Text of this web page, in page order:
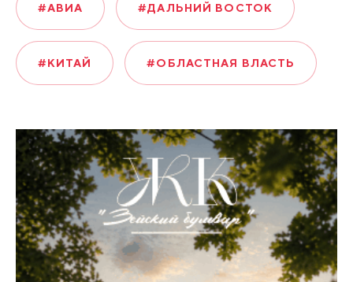
#АВИА #ДАЛЬНИЙ ВОСТОК
#КИТАЙ #ОБЛАСТНАЯ ВЛАСТЬ